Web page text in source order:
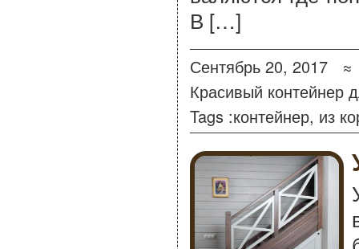
В […]
Сентябрь 20, 2017
Красивый контейнер
Tags :контейнер, из